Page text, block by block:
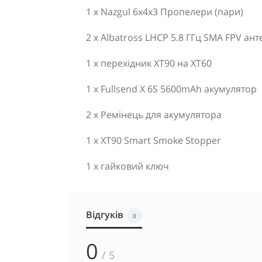
1 x Nazgul 6x4x3 Пропелери (пари)
2 x Albatross LHCP 5.8 ГГц SMA FPV
1 х перехідник XT90 на XT60
1 x Fullsend X 6S 5600mAh акумулятор
2 x Ремінець для акумулятора
1 x XT90 Smart Smoke Stopper
1 х гайковий ключ
Відгуків 0
0 / 5